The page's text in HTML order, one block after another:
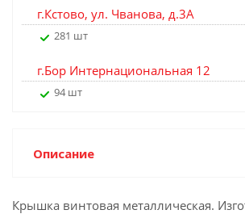
г.Кстово, ул. Чванова, д.3А
281 шт
г.Бор Интернациональная 12
94 шт
Описание
Крышка винтовая металлическая.